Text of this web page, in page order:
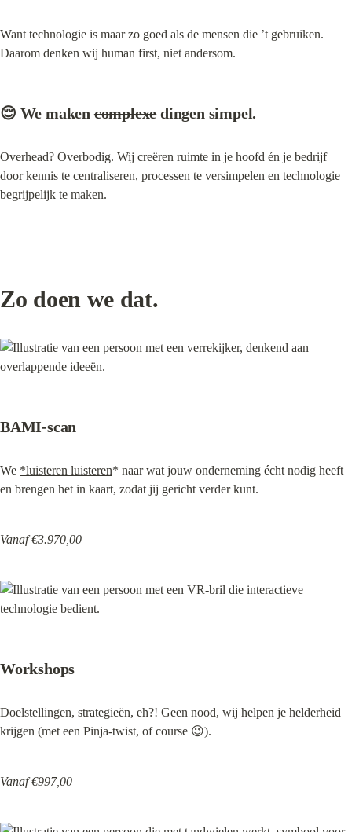
Want technologie is maar zo goed als de mensen die ’t gebruiken.
Daarom denken wij human first, niet andersom.
😌 We maken complexe dingen simpel.
Overhead? Overbodig. Wij creëren ruimte in je hoofd én je bedrijf
door kennis te centraliseren, processen te versimpelen en technologie
begrijpelijk te maken.
Zo doen we dat.
BAMI-scan
We *luisteren luisteren* naar wat jouw onderneming écht nodig heeft
en brengen het in kaart, zodat jij gericht verder kunt.
Vanaf €3.970,00
Workshops
Doelstellingen, strategieën, eh?! Geen nood, wij helpen je helderheid
krijgen (met een Pinja-twist, of course 😉).
Vanaf €997,00